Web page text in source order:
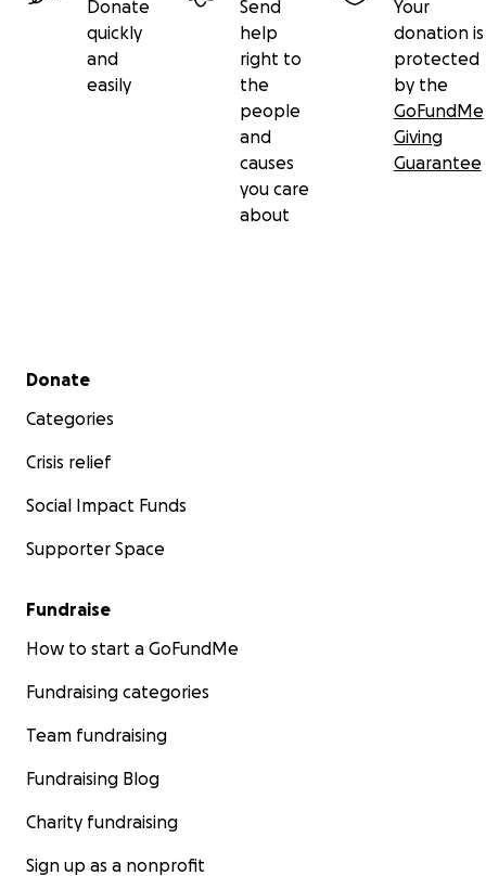
Donate
quickly
and
easily
Send
help
right to
the
people
and
causes
you care
about
Your
donation is
protected
by the
GoFundMe
Giving
Guarantee
Secondary menu
Donate
Categories
Crisis relief
Social Impact Funds
Supporter Space
Fundraise
How to start a GoFundMe
Fundraising categories
Team fundraising
Fundraising Blog
Charity fundraising
Sign up as a nonprofit